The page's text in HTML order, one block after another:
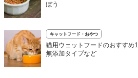
ぼう
キャットフード・おやつ
猫用ウェットフードのおすすめ
無添加タイプなど